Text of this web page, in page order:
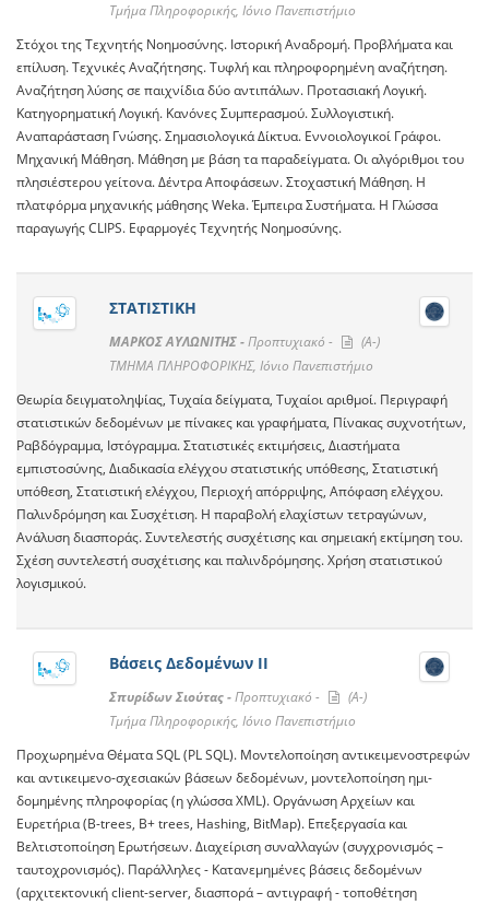
Τμήμα Πληροφορικής, Ιόνιο Πανεπιστήμιο
Στόχοι της Τεχνητής Νοημοσύνης. Ιστορική Αναδρομή. Προβλήματα και
επίλυση. Τεχνικές Αναζήτησης. Τυφλή και πληροφορημένη αναζήτηση.
Αναζήτηση λύσης σε παιχνίδια δύο αντιπάλων. Προτασιακή Λογική.
Κατηγορηματική Λογική. Κανόνες Συμπερασμού. Συλλογιστική.
Αναπαράσταση Γνώσης. Σημασιολογικά Δίκτυα. Εννοιολογικοί Γράφοι.
Μηχανική Μάθηση. Μάθηση με βάση τα παραδείγματα. Οι αλγόριθμοι του
πλησιέστερου γείτονα. Δέντρα Αποφάσεων. Στοχαστική Μάθηση. Η
πλατφόρμα μηχανικής μάθησης Weka. Έμπειρα Συστήματα. Η Γλώσσα
παραγωγής CLIPS. Εφαρμογές Τεχνητής Νοημοσύνης.
ΣΤΑΤΙΣΤΙΚΗ
ΜΑΡΚΟΣ ΑΥΛΩΝΙΤΗΣ -Προπτυχιακό -
(A-)
ΤΜΗΜΑ ΠΛΗΡΟΦΟΡΙΚΗΣ, Ιόνιο Πανεπιστήμιο
Θεωρία δειγματοληψίας, Τυχαία δείγματα, Τυχαίοι αριθμοί. Περιγραφή
στατιστικών δεδομένων με πίνακες και γραφήματα, Πίνακας συχνοτήτων,
Ραβδόγραμμα, Ιστόγραμμα. Στατιστικές εκτιμήσεις, Διαστήματα
εμπιστοσύνης, Διαδικασία ελέγχου στατιστικής υπόθεσης, Στατιστική
υπόθεση, Στατιστική ελέγχου, Περιοχή απόρριψης, Απόφαση ελέγχου.
Παλινδρόμηση και Συσχέτιση. Η παραβολή ελαχίστων τετραγώνων,
Ανάλυση διασποράς. Συντελεστής συσχέτισης και σημειακή εκτίμηση του.
Σχέση συντελεστή συσχέτισης και παλινδρόμησης. Χρήση στατιστικού
λογισμικού.
Βάσεις Δεδομένων ΙΙ
Σπυρίδων Σιούτας -Προπτυχιακό -
(A-)
Τμήμα Πληροφορικής, Ιόνιο Πανεπιστήμιο
Προχωρημένα Θέματα SQL (PL SQL). Μοντελοποίηση αντικειμενοστρεφών
και αντικειμενο-σχεσιακών βάσεων δεδομένων, μοντελοποίηση ημι-
δομημένης πληροφορίας (η γλώσσα XML). Οργάνωση Αρχείων και
Ευρετήρια (B-trees, B+ trees, Hashing, BitMap). Επεξεργασία και
Βελτιστοποίηση Ερωτήσεων. Διαχείριση συναλλαγών (συγχρονισμός –
ταυτοχρονισμός). Παράλληλες - Κατανεμημένες βάσεις δεδομένων
(αρχιτεκτονική client-server, διασπορά – αντιγραφή - τοποθέτηση